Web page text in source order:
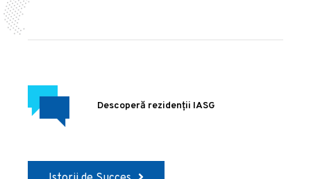
Descoperă rezidenții IASG